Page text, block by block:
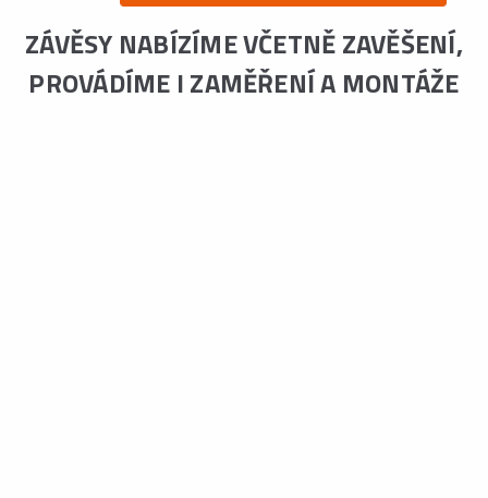
ZÁVĚSY NABÍZÍME VČETNĚ ZAVĚŠENÍ,
PROVÁDÍME I ZAMĚŘENÍ A MONTÁŽE